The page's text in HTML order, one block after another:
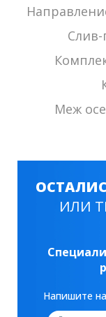
Меж
ИЛИ
Напишите